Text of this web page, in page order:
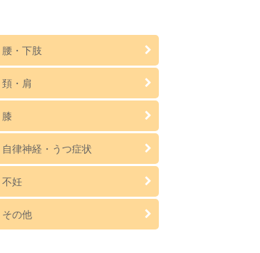
腰・下肢
頚・肩
膝
自律神経・うつ症状
不妊
その他